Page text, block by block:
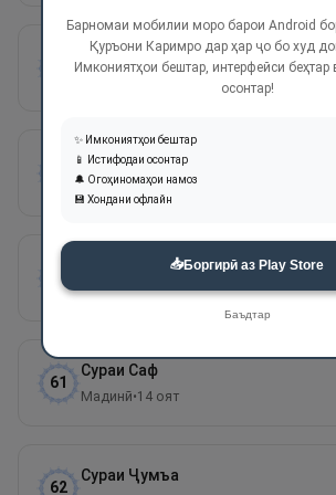
СураиМуҷодала
СураиҲашр
Мадинӣ•24оят
60
Мумтаҳана
Мадинӣ•13оят
61
Сураи Саф
Мадинӣ•14 оят
62
Сураи Ҷумъа
Барномаи мобилии моро барои Android
Қуръони Каримро дар ҳар ҷо бо худ
Имкониятҳои бештар, интерфейси
осонтар!
✨ Имкониятҳои бештар
📱 Истифодаи осонтар
🔔 Огоҳиномаҳои намоз
💾 Хондани офлайн
📥Боргирӣ аз Play Store
Баъдтар